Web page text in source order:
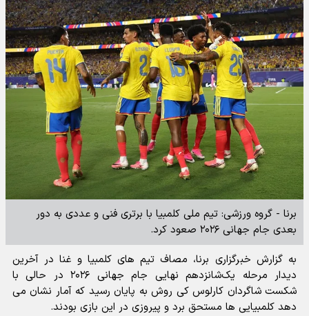
برنا - گروه ورزشی: تیم ملی کلمبیا با برتری فنی و عددی به دور
بعدی جام جهانی ۲۰۲۶ صعود کرد.
به گزارش خبرگزاری برنا، مصاف تیم های کلمبیا و غنا در آخرین
دیدار مرحله یک‌شانزدهم نهایی جام جهانی ۲۰۲۶ در حالی با
شکست شاگردان کارلوس کی روش به پایان رسید که آمار نشان می
دهد کلمبیایی ها مستحق برد و پیروزی در این بازی بودند.